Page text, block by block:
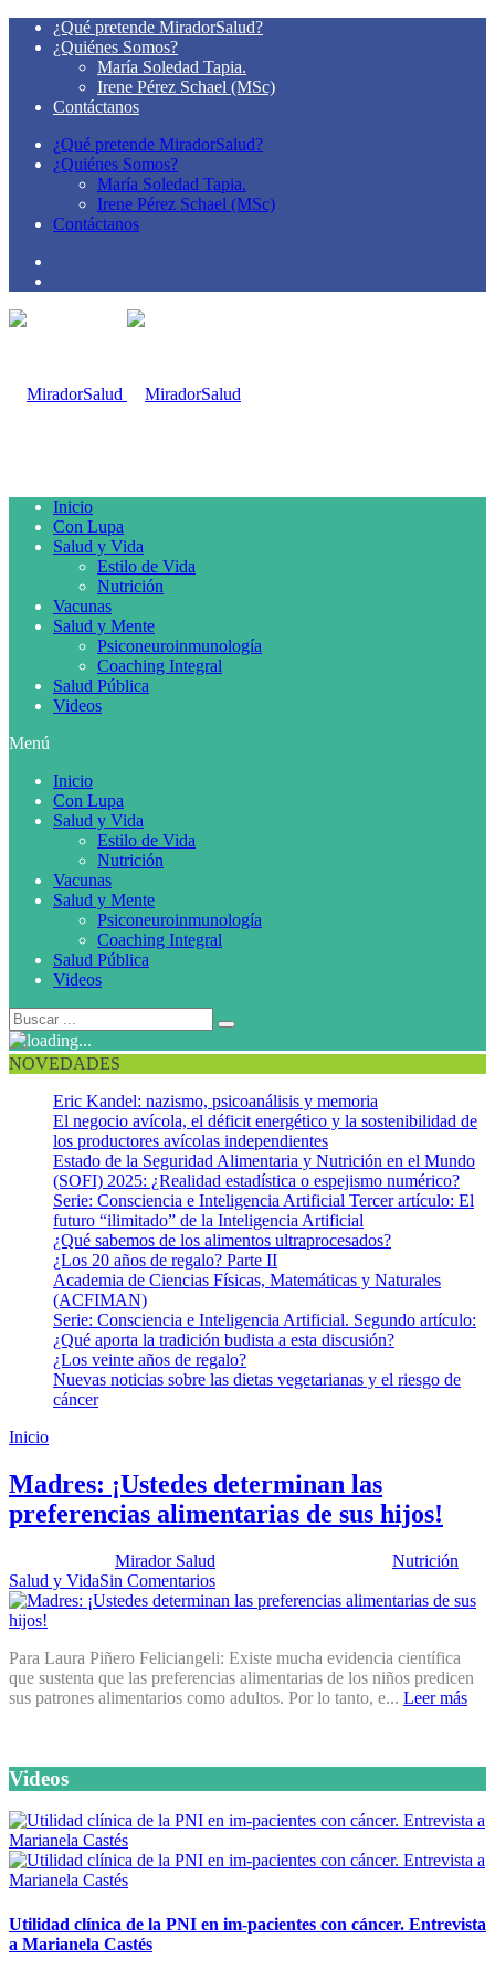
¿Qué pretende MiradorSalud?
¿Quiénes Somos?
María Soledad Tapia.
Irene Pérez Schael (MSc)
Contáctanos
¿Qué pretende MiradorSalud?
¿Quiénes Somos?
María Soledad Tapia.
Irene Pérez Schael (MSc)
Contáctanos
Inicio
Con Lupa
Salud y Vida
Estilo de Vida
Nutrición
Vacunas
Salud y Mente
Psiconeuroinmunología
Coaching Integral
Salud Pública
Videos
Menú
Inicio
Con Lupa
Salud y Vida
Estilo de Vida
Nutrición
Vacunas
Salud y Mente
Psiconeuroinmunología
Coaching Integral
Salud Pública
Videos
NOVEDADES
Eric Kandel: nazismo, psicoanálisis y memoria
El negocio avícola, el déficit energético y la sostenibilidad de
los productores avícolas independientes
Estado de la Seguridad Alimentaria y Nutrición en el Mundo
(SOFI) 2025: ¿Realidad estadística o espejismo numérico?
Serie: Consciencia e Inteligencia Artificial Tercer artículo: El
futuro “ilimitado” de la Inteligencia Artificial
¿Qué sabemos de los alimentos ultraprocesados?
¿Los 20 años de regalo? Parte II
Academia de Ciencias Físicas, Matemáticas y Naturales
(ACFIMAN)
Serie: Consciencia e Inteligencia Artificial. Segundo artículo:
¿Qué aporta la tradición budista a esta discusión?
¿Los veinte años de regalo?
Nuevas noticias sobre las dietas vegetarianas y el riesgo de
cáncer
Inicio
Madres: ¡Ustedes determinan las
preferencias alimentarias de sus hijos!
Mirador Salud Nutrición
Salud y VidaSin Comentarios
Para Laura Piñero Feliciangeli: Existe mucha evidencia científica
que sustenta que las preferencias alimentarias de los niños predicen
sus patrones alimentarios como adultos. Por lo tanto, e... Leer más
Videos
Utilidad clínica de la PNI en im-pacientes con cáncer. Entrevista
a Marianela Castés